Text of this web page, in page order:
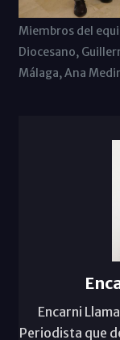
Miembros del
Diocesano,
Málaga, Ana
Encarni
Periodista que